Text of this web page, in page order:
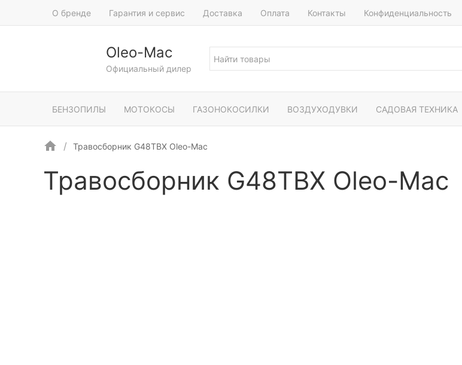
О бренде Гарантия и сервис Доставка Оплата Контакты Конфиденциальность
Oleo-Mac
Официальный дилер
БЕНЗОПИЛЫ МОТОКОСЫ ГАЗОНОКОСИЛКИ ВОЗДУХОДУВКИ САДОВАЯ ТЕХНИКА
Травосборник G48TBX Oleo-Mac
Травосборник G48TBX Oleo-Mac